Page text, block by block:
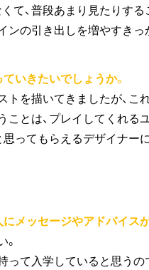
て、普段あまり見たりする
ンの引き出しを増やすきっ
いきたいでしょうか。
トを描いてきましたが、こ
ことは、プレイしてくれ
ってもらえるデザイナー
メッセージやアドバイス
って入学していると思うの